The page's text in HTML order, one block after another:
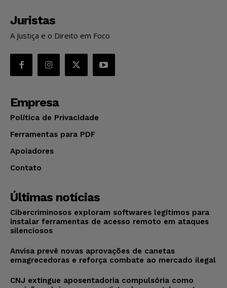
Juristas
A Justiça e o Direito em Foco
Empresa
Política de Privacidade
Ferramentas para PDF
Apoiadores
Contato
Últimas notícias
Cibercriminosos exploram softwares legítimos para
instalar ferramentas de acesso remoto em ataques
silenciosos
Anvisa prevê novas aprovações de canetas
emagrecedoras e reforça combate ao mercado ilegal
CNJ extingue aposentadoria compulsória como